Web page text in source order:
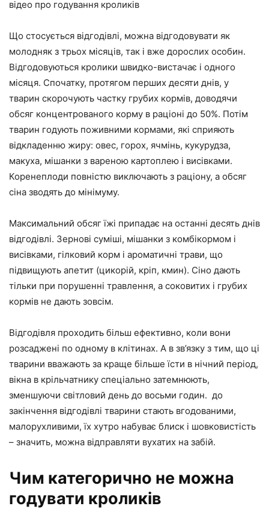
відео про годування кроликів
Що стосується відгодівлі, можна відгодовувати як
молодняк з трьох місяців, так і вже дорослих особин.
Відгодовуються кролики швидко-вистачає і одного
місяця. Спочатку, протягом перших десяти днів, у
тварин скорочують частку грубих кормів, доводячи
обсяг концентрованого корму в раціоні до 50%. Потім
тварин годують поживними кормами, які сприяють
відкладенню жиру: овес, горох, ячмінь, кукурудза,
макуха, мішанки з вареною картоплею і висівками.
Коренеплоди повністю виключають з раціону, а обсяг
сіна зводять до мінімуму.
Максимальний обсяг їжі припадає на останні десять днів
відгодівлі. Зернові суміші, мішанки з комбікормом і
висівками, гілковий корм і ароматичні трави, що
підвищують апетит (цикорій, кріп, кмин). Сіно дають
тільки при порушенні травлення, а соковитих і грубих
кормів не дають зовсім.
Відгодівля проходить більш ефективно, коли вони
розсаджені по одному в клітинах. А в зв’язку з тим, що ці
тварини вважають за краще більше їсти в нічний період,
вікна в крільчатнику спеціально затемнюють,
зменшуючи світловий день до восьми годин. до
закінчення відгодівлі тварини стають вгодованими,
малорухливими, їх хутро набуває блиск і шовковистість
– значить, можна відправляти вухатих на забій.
Чим категорично не можна
годувати кроликів